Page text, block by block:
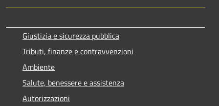
Giustizia e sicurezza pubblica
Tributi, finanze e contravvenzioni
Ambiente
Salute, benessere e assistenza
Autorizzazioni